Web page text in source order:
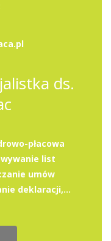
ds.
płacowa
list
umów
deklaracji,...